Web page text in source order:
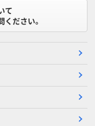
て
ください。